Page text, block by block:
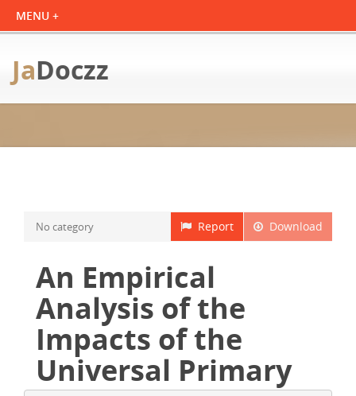
JaDoczz
Download
Report
No category
An Empirical
Analysis of the
Impacts of the
Universal Primary